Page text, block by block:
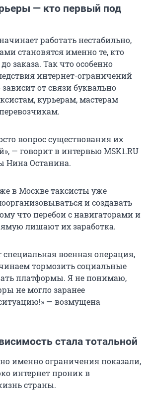
— кто первый под
работать нестабильно,
становятся именно те, кто
заказа. Так что особенно
интернет-ограничений
от связи буквально
курьерам, мастерам
вопрос существования их
— говорит в интервью MSK1.RU
Нина Останина.
в Москве таксисты уже
и создавать
что перебои с навигаторами и
лишают их заработка.
специальная военная операция,
тормозить социальные
платформы. Я не понимаю,
не могло заранее
— возмущена
стала тотальной
именно ограничения показали,
интернет проник в
страны.